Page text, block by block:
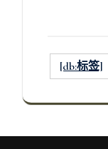
[db:标签]